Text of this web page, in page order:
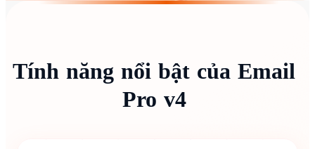
Tính năng nổi bật của Email
Pro v4